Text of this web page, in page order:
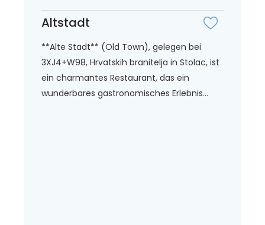
Altstadt
**Alte Stadt** (Old Town), gelegen bei
3XJ4+W98, Hrvatskih branitelja in Stolac, ist
ein charmantes Restaurant, das ein
wunderbares gastronomisches Erlebnis...